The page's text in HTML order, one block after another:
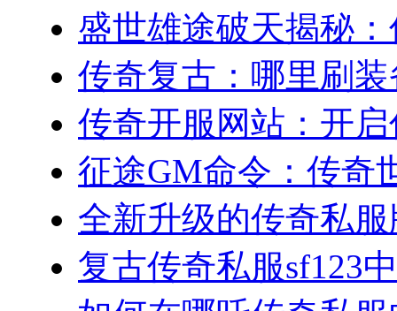
盛世雄途破天揭秘
传奇复古：哪里刷
传奇开服网站：开
征途GM命令：传奇
全新升级的传奇私
复古传奇私服sf123